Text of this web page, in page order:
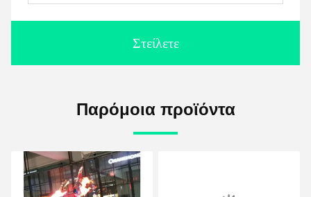
Στείλετε
Παρόμοια προϊόντα